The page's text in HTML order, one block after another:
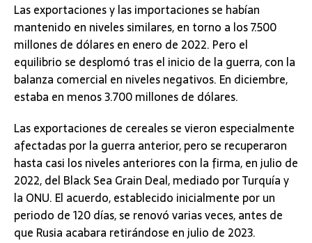
Las exportaciones y las importaciones se habían
mantenido en niveles similares, en torno a los 7.500
millones de dólares en enero de 2022. Pero el
equilibrio se desplomó tras el inicio de la guerra, con la
balanza comercial en niveles negativos. En diciembre,
estaba en menos 3.700 millones de dólares.
Las exportaciones de cereales se vieron especialmente
afectadas por la guerra anterior, pero se recuperaron
hasta casi los niveles anteriores con la firma, en julio de
2022, del Black Sea Grain Deal, mediado por Turquía y
la ONU. El acuerdo, establecido inicialmente por un
periodo de 120 días, se renovó varias veces, antes de
que Rusia acabara retirándose en julio de 2023.